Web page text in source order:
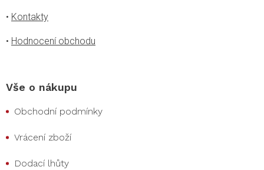
• Kontakty
• Hodnocení obchodu
Vše o nákupu
Obchodní podmínky
Vrácení zboží
Dodací lhůty